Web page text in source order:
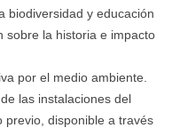
biodiversidad y educación
sobre la historia e impacto
por el medio ambiente.
las instalaciones del
previo, disponible a través